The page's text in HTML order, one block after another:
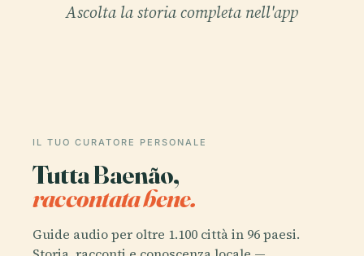
Ascolta la storia completa nell'app
IL TUO CURATORE PERSONALE
Tutta Baenão,
raccontata bene.
Guide audio per oltre 1.100 città in 96 paesi.